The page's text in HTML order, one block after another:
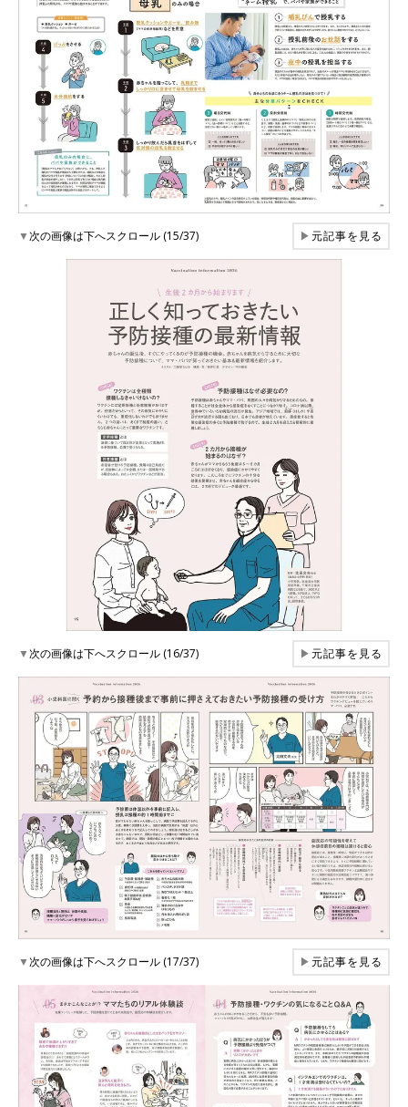
▼次の画像は下へスクロール (15/37) ▶元記事を見る
▼次の画像は下へスクロール (16/37) ▶元記事を見る
▼次の画像は下へスクロール (17/37) ▶元記事を見る